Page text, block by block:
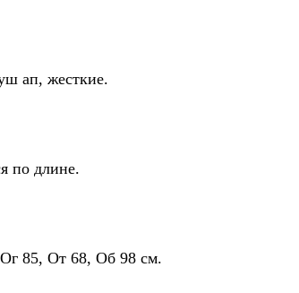
ап, жесткие.
по длине.
85, От 68, Об 98 см.